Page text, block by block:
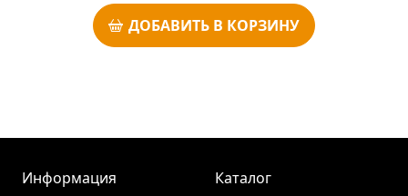
ДОБАВИТЬ В КОРЗИНУ
Информация
Каталог